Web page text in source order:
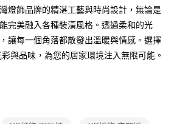
】
商品之後才付款」的支付方式。 讓您購物簡單
燈飾品牌的精湛工藝與時尚設計，無論是
完美融入各種裝潢風格。透過柔和的光
讓每一個角落都散發出溫暖與情感。選擇
與品味，為您的居家環境注入無限可能。